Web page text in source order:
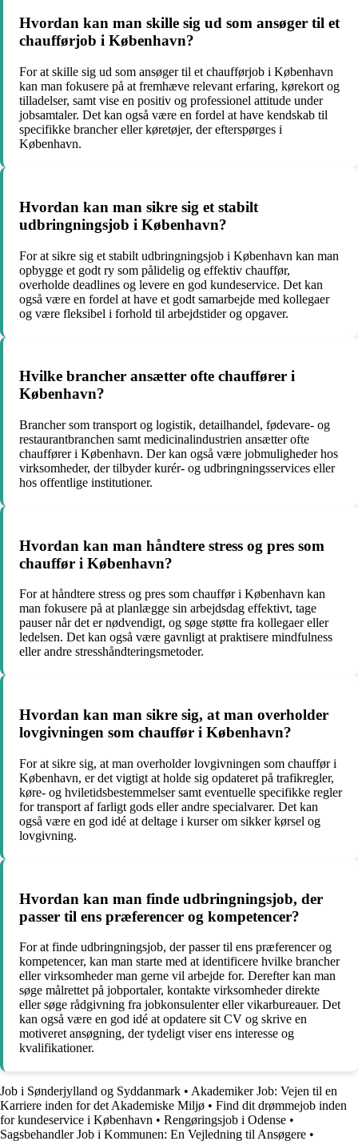
Hvordan kan man skille sig ud som ansøger til et
chaufførjob i København?
For at skille sig ud som ansøger til et chaufførjob i København
kan man fokusere på at fremhæve relevant erfaring, kørekort og
tilladelser, samt vise en positiv og professionel attitude under
jobsamtaler. Det kan også være en fordel at have kendskab til
specifikke brancher eller køretøjer, der efterspørges i
København.
Hvordan kan man sikre sig et stabilt
udbringningsjob i København?
For at sikre sig et stabilt udbringningsjob i København kan man
opbygge et godt ry som pålidelig og effektiv chauffør,
overholde deadlines og levere en god kundeservice. Det kan
også være en fordel at have et godt samarbejde med kollegaer
og være fleksibel i forhold til arbejdstider og opgaver.
Hvilke brancher ansætter ofte chauffører i
København?
Brancher som transport og logistik, detailhandel, fødevare- og
restaurantbranchen samt medicinalindustrien ansætter ofte
chauffører i København. Der kan også være jobmuligheder hos
virksomheder, der tilbyder kurér- og udbringningsservices eller
hos offentlige institutioner.
Hvordan kan man håndtere stress og pres som
chauffør i København?
For at håndtere stress og pres som chauffør i København kan
man fokusere på at planlægge sin arbejdsdag effektivt, tage
pauser når det er nødvendigt, og søge støtte fra kollegaer eller
ledelsen. Det kan også være gavnligt at praktisere mindfulness
eller andre stresshåndteringsmetoder.
Hvordan kan man sikre sig, at man overholder
lovgivningen som chauffør i København?
For at sikre sig, at man overholder lovgivningen som chauffør i
København, er det vigtigt at holde sig opdateret på trafikregler,
køre- og hviletidsbestemmelser samt eventuelle specifikke regler
for transport af farligt gods eller andre specialvarer. Det kan
også være en god idé at deltage i kurser om sikker kørsel og
lovgivning.
Hvordan kan man finde udbringningsjob, der
passer til ens præferencer og kompetencer?
For at finde udbringningsjob, der passer til ens præferencer og
kompetencer, kan man starte med at identificere hvilke brancher
eller virksomheder man gerne vil arbejde for. Derefter kan man
søge målrettet på jobportaler, kontakte virksomheder direkte
eller søge rådgivning fra jobkonsulenter eller vikarbureauer. Det
kan også være en god idé at opdatere sit CV og skrive en
motiveret ansøgning, der tydeligt viser ens interesse og
kvalifikationer.
Job i Sønderjylland og Syddanmark • Akademiker Job: Vejen til en
Karriere inden for det Akademiske Miljø • Find dit drømmejob inden
for kundeservice i København • Rengøringsjob i Odense •
Sagsbehandler Job i Kommunen: En Vejledning til Ansøgere •